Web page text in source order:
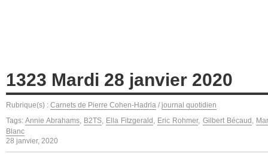
1323 Mardi 28 janvier 2020
Rubrique(s) : Carnets de Pierre Cohen-Hadria / journal quotidien
Tags:Annie Abrahams B2TS Ella Fitzgerald Eric Rohmer, Gilbert Bécaud
Blanc
28 janvier, 2020